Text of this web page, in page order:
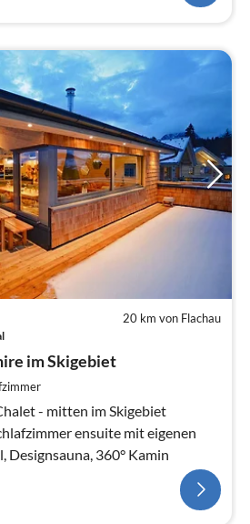
20 km von Flachau
im Skigebiet
- mitten im Skigebiet
ensuite mit eigenen
Designsauna, 360° Kamin